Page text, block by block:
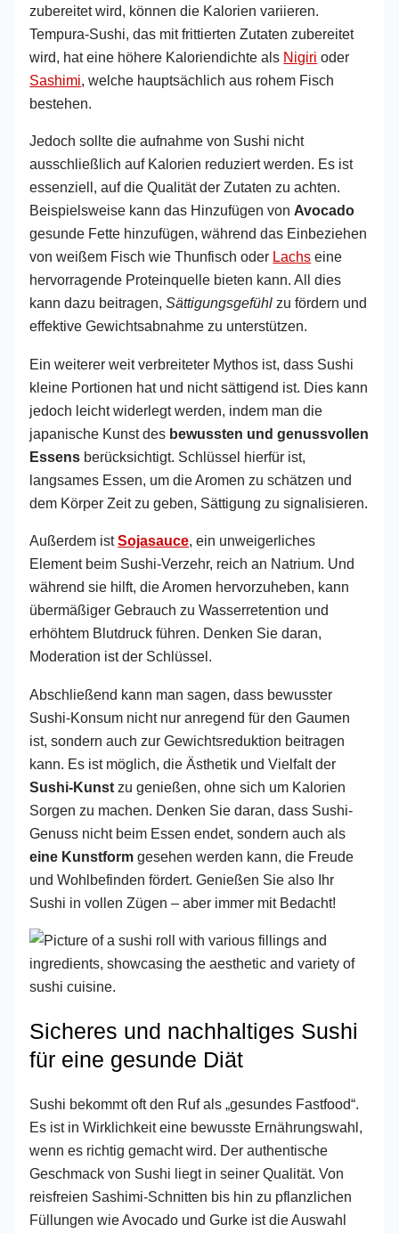
zubereitet wird, können die Kalorien variieren.
Tempura-Sushi, das mit frittierten Zutaten zubereitet
wird, hat eine höhere Kaloriendichte als Nigiri oder
Sashimi, welche hauptsächlich aus rohem Fisch
bestehen.
Jedoch sollte die aufnahme von Sushi nicht
ausschließlich auf Kalorien reduziert werden. Es ist
essenziell, auf die Qualität der Zutaten zu achten.
Beispielsweise kann das Hinzufügen von Avocado
gesunde Fette hinzufügen, während das Einbeziehen
von weißem Fisch wie Thunfisch oder Lachs eine
hervorragende Proteinquelle bieten kann. All dies
kann dazu beitragen,Sättigungsgefühl zu fördern und
effektive Gewichtsabnahme zu unterstützen.
Ein weiterer weit verbreiteter Mythos ist, dass Sushi
kleine Portionen hat und nicht sättigend ist. Dies kann
jedoch leicht widerlegt werden, indem man die
japanische Kunst des bewussten und genussvollen
Essens berücksichtigt. Schlüssel hierfür ist,
langsames Essen, um die Aromen zu schätzen und
dem Körper Zeit zu geben, Sättigung zu signalisieren.
Außerdem istSojasauce, ein unweigerliches
Element beim Sushi-Verzehr, reich an Natrium. Und
während sie hilft, die Aromen hervorzuheben, kann
übermäßiger Gebrauch zu Wasserretention und
erhöhtem Blutdruck führen. Denken Sie daran,
Moderation ist der Schlüssel.
Abschließend kann man sagen, dass bewusster
Sushi-Konsum nicht nur anregend für den Gaumen
ist, sondern auch zur Gewichtsreduktion beitragen
kann. Es ist möglich, die Ästhetik und Vielfalt der
Sushi-Kunst zu genießen, ohne sich um Kalorien
Sorgen zu machen. Denken Sie daran, dass Sushi-
Genuss nicht beim Essen endet, sondern auch als
eine Kunstform gesehen werden kann, die Freude
und Wohlbefinden fördert. Genießen Sie also Ihr
Sushi in vollen Zügen – aber immer mit Bedacht!
Sicheres und nachhaltiges Sushi
für eine gesunde Diät
Sushi bekommt oft den Ruf als „gesundes Fastfood“.
Es ist in Wirklichkeit eine bewusste Ernährungswahl,
wenn es richtig gemacht wird. Der authentische
Geschmack von Sushi liegt in seiner Qualität. Von
reisfreien Sashimi-Schnitten bis hin zu pflanzlichen
Füllungen wie Avocado und Gurke ist die Auswahl